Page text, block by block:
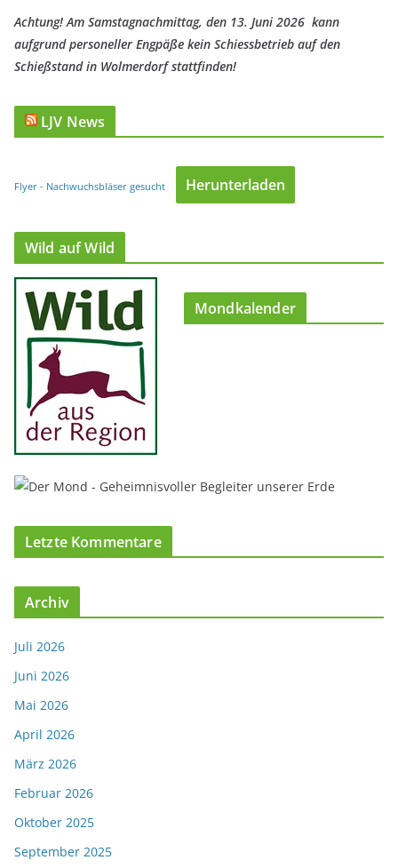
Achtung! Am Samstagnachmittag, den 13. Juni 2026 kann
aufgrund personeller Engpäße kein Schiessbetrieb auf den
Schießstand in Wolmerdorf stattfinden!
LJV News
Flyer - Nachwuchsbläser gesucht Herunterladen
Wild auf Wild
Mondkalender
Letzte Kommentare
Archiv
Juli 2026
Juni 2026
Mai 2026
April 2026
März 2026
Februar 2026
Oktober 2025
September 2025